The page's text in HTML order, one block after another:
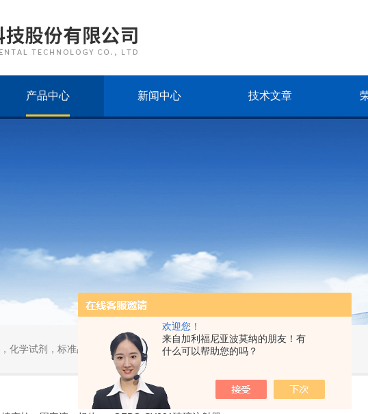
欢迎您！
来自加利福尼亚波莫纳的朋友！有
什么可以帮助您的吗？
产品中心 新闻中心 技术文章
化学试剂，标准品，小型仪器